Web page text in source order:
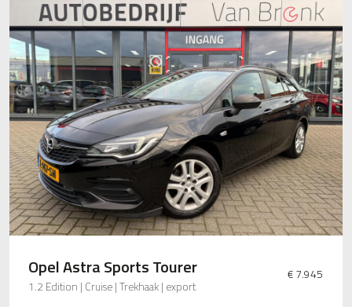
Opel Astra Sports Tourer
1.2 Edition | Cruise | Trekhaak | export
€ 7.945